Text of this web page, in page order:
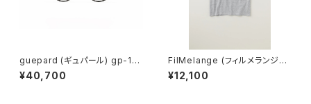
guepard (ギュパール) gp-11
noir cristal (clear lens) メガ
ネ
¥40,700
FilMelange (フィルメランジェ)
EMMA / エマ VINTAGE TENJ
IKU (champione melange)
¥12,100